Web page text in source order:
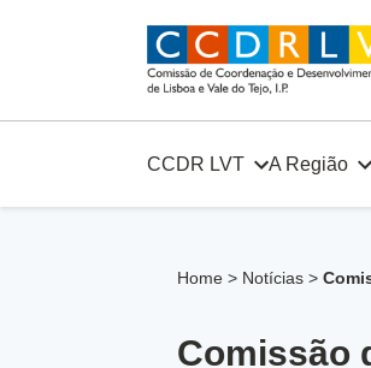
CCDR LVT A Região
Home > Notícias >
Comissão